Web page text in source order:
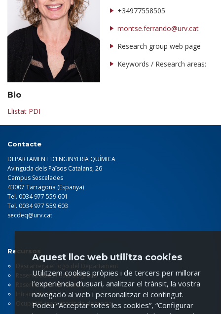
+34977558505
montse.ferrando@urv.cat
Research group web page
Keywords / Research areas:
Bio
Llistat PDI
Contacte
DEPARTAMENT D’ENGINYERIA QUÍMICA
Avinguda dels Països Catalans, 26
Campus Sescelades
43007 Tarragona (Espanya)
Tel. 0034 977 559 601
Tel. 0034 977 559 603
secdeq@urv.cat
Recursos
Descarrega el logo del Departament
Reserva aules / Sala de graus
Reserva sales de reunió
Intranet DEQ
Ocupació laboratoris de docència
Aquest lloc web utilitza cookies
Utilitzem cookies pròpies i de tercers per millorar
l’experiència d’usuari, analitzar el trànsit, la vostra
navegació al web i personalitzar el contingut.
Podeu “Acceptar totes les cookies”, “Configurar